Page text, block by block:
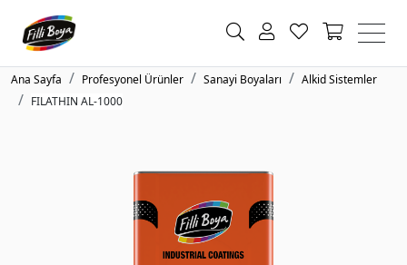
Ana Sayfa Profesyonel Ürünler Sanayi Boyaları
Alkid Sistemler
FILATHIN AL-1000